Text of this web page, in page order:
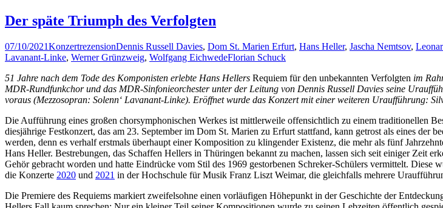
Der späte Triumph des Verfolgten
07/10/2021KonzertrezensionDennis Russell Davies, Dom St. Marien Erfurt, Hans Heller, Jascha Nemtsov,
Lavanant-Linke, Werner Grünzweig, Wolfgang EichwedeFlorian Schuck
51 Jahre nach dem Tode des Komponisten erlebte Hans Hellers Requiem für den unbekannten Verfolgten im
MDR-Rundfunkchor und das MDR-Sinfonieorchester unter der Leitung von Dennis Russell Davies seine
voraus (Mezzosopran: Solenn‘ Lavanant-Linke). Eröffnet wurde das Konzert mit einer weiteren Uraufführung:
Die Aufführung eines großen chorsymphonischen Werkes ist mittlerweile offensichtlich zu einem traditionellen
diesjährige Festkonzert, das am 23. September im Dom St. Marien zu Erfurt stattfand, kann getrost als eines der
werden, denn es verhalf erstmals überhaupt einer Komposition zu klingender Existenz, die mehr als fünf
Hans Heller. Bestrebungen, das Schaffen Hellers in Thüringen bekannt zu machen, lassen sich seit einiger Zeit
Gehör gebracht worden und hatte Eindrücke vom Stil des 1969 gestorbenen Schreker-Schülers vermittelt.
die Konzerte 2020 und 2021 in der Hochschule für Musik Franz Liszt Weimar, die gleichfalls mehrere
Die Premiere des Requiems markiert zweifelsohne einen vorläufigen Höhepunkt in der Geschichte der